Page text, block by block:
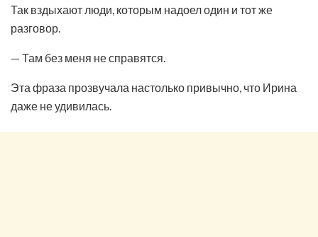
Так вздыхают люди, которым надоел один и тот же
разговор.
— Там без меня не справятся.
Эта фраза прозвучала настолько привычно, что Ирина
даже не удивилась.